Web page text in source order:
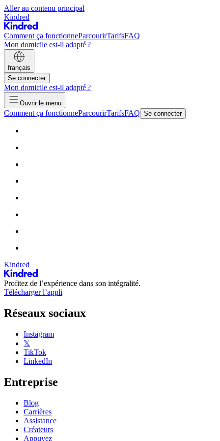
Aller au contenu principal
Kindred
Comment ça fonctionneParcourirTarifsFAQ
Mon domicile est-il adapté ?
français
Se connecter
Mon domicile est-il adapté ?
Ouvrir le menu
Comment ça fonctionneParcourirTarifsFAQ Se connecter
Kindred
Profitez de l’expérience dans son intégralité.
Télécharger l’appli
Réseaux sociaux
Instagram
𝕏
TikTok
LinkedIn
Entreprise
Blog
Carrières
Assistance
Créateurs
Appuyez